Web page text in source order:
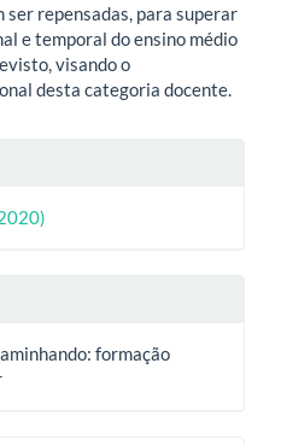
repensadas, para superar
e temporal do ensino médio
visando o
desta categoria docente.
formação